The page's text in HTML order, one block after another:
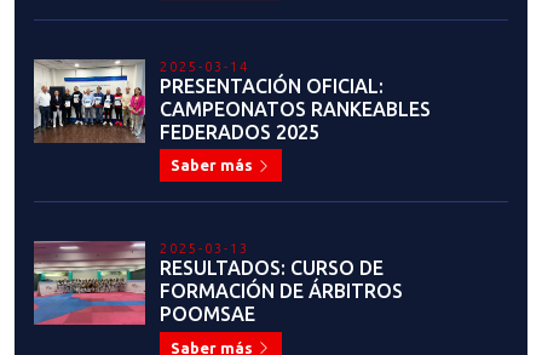
2025-03-14
PRESENTACIÓN OFICIAL:
CAMPEONATOS RANKEABLES
FEDERADOS 2025
Saber más
2025-03-13
RESULTADOS: CURSO DE
FORMACIÓN DE ÁRBITROS
POOMSAE
Saber más